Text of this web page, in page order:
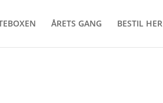
ÅRETS GANG BESTIL HER